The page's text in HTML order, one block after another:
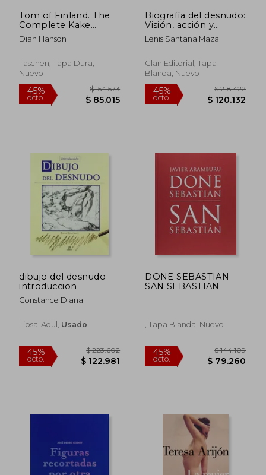
Tom of Finland. The
Complete Kake
Comics. 45Th ed. (en
Inglés)
Dian Hanson
Taschen, Tapa Dura,
Nuevo
45%
dcto. $ 85.015
Biografía del desnudo:
Visión, acción y
función del arte de
posar
Lenis Santana Maza
Clan Editorial, Tapa
Blanda, Nuevo
45%
dcto.
dibujo del desnudo
introduccion
Constance Diana
Libsa-Adul, Usado
DONE SEBASTIAN
SAN SEBASTIAN
, Tapa Blanda, Nuevo